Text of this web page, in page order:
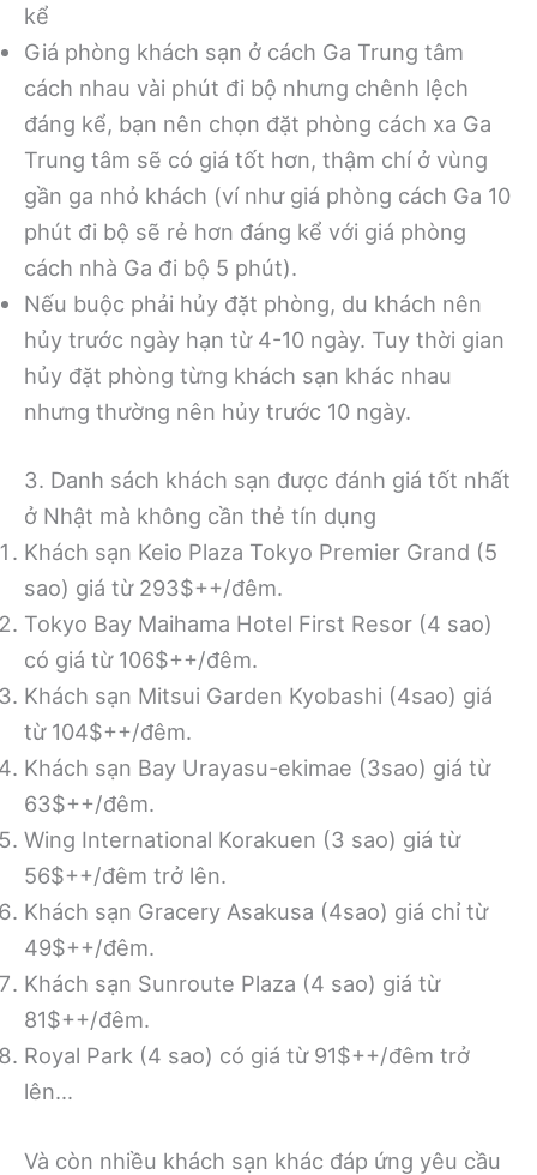
kể
Giá phòng khách sạn ở cách Ga Trung tâm
cách nhau vài phút đi bộ nhưng chênh lệch
đáng kể, bạn nên chọn đặt phòng cách xa Ga
Trung tâm sẽ có giá tốt hơn, thậm chí ở vùng
gần ga nhỏ khách (ví như giá phòng cách Ga 10
phút đi bộ sẽ rẻ hơn đáng kể với giá phòng
cách nhà Ga đi bộ 5 phút).
Nếu buộc phải hủy đặt phòng, du khách nên
hủy trước ngày hạn từ 4-10 ngày. Tuy thời gian
hủy đặt phòng từng khách sạn khác nhau
nhưng thường nên hủy trước 10 ngày.
3. Danh sách khách sạn được đánh giá tốt nhất
ở Nhật mà không cần thẻ tín dụng
Khách sạn Keio Plaza Tokyo Premier Grand (5
sao) giá từ 293$++/đêm.
Tokyo Bay Maihama Hotel First Resor (4 sao)
có giá từ 106$++/đêm.
Khách sạn Mitsui Garden Kyobashi (4sao) giá
từ 104$++/đêm.
Khách sạn Bay Urayasu-ekimae (3sao) giá từ
63$++/đêm.
Wing International Korakuen (3 sao) giá từ
56$++/đêm trở lên.
Khách sạn Gracery Asakusa (4sao) giá chỉ từ
49$++/đêm.
Khách sạn Sunroute Plaza (4 sao) giá từ
81$++/đêm.
Royal Park (4 sao) có giá từ 91$++/đêm trở
lên…
Và còn nhiều khách sạn khác đáp ứng yêu cầu